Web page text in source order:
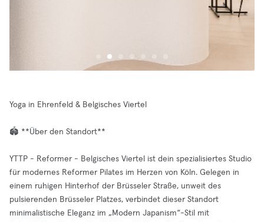
Yoga in Ehrenfeld & Belgisches Viertel
🏟️ **Über den Standort**
YTTP - Reformer - Belgisches Viertel ist dein spezialisiertes Studio
für modernes Reformer Pilates im Herzen von Köln. Gelegen in
einem ruhigen Hinterhof der Brüsseler Straße, unweit des
pulsierenden Brüsseler Platzes, verbindet dieser Standort
minimalistische Eleganz im „Modern Japanism“-Stil mit